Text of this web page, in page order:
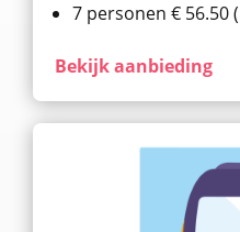
7 personen € 56.50
Bekijk aanbieding